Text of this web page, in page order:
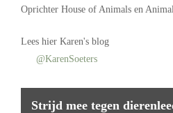
Oprichter House of Animals en
Lees hier Karen's blog
@KarenSoeters
Strijd mee tegen